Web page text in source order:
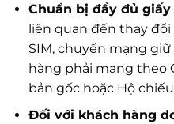
Chuẩn bị đầy đủ
liên quan đến thay
SIM, chuyển mạng
hàng phải mang theo
bản gốc hoặc Hộ
Đối với khách hàng